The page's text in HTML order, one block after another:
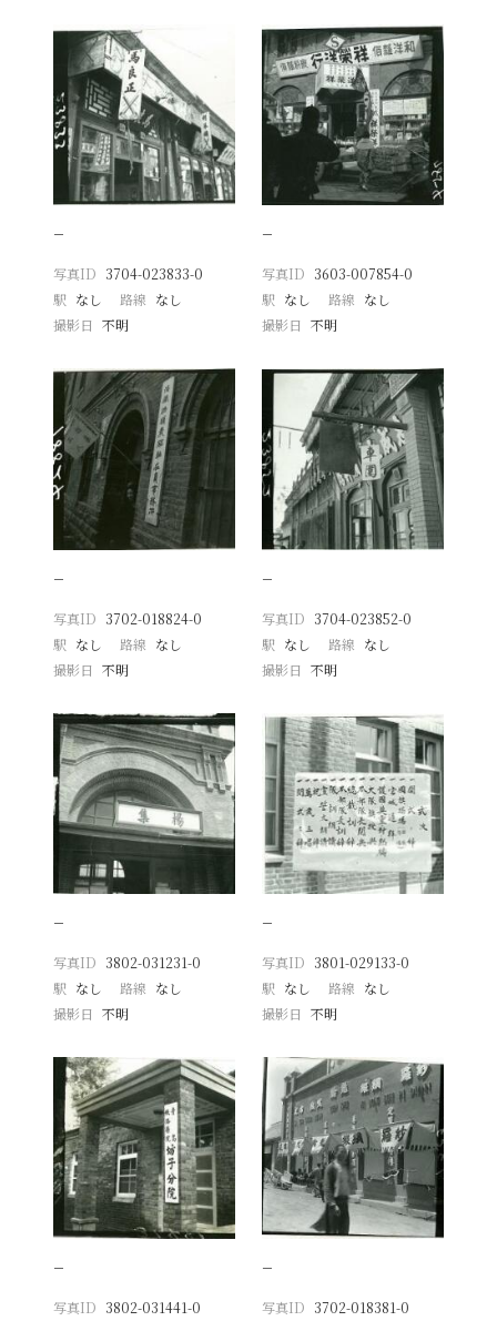
−
写真ID 3704-023833-0
駅 なし 路線 なし
撮影日
不明
−
写真ID 3603-007854-0
駅 なし 路線 なし
撮影日 不明
−
写真ID 3702-018824-0
駅 なし 路線 なし
撮影日
不明
−
写真ID 3704-023852-0
駅 なし 路線 なし
撮影日 不明
−
写真ID 3802-031231-0
駅 なし 路線 なし
撮影日
不明
−
写真ID 3801-029133-0
駅 なし 路線 なし
撮影日 不明
−
写真ID 3802-031441-0
−
写真ID 3702-018381-0